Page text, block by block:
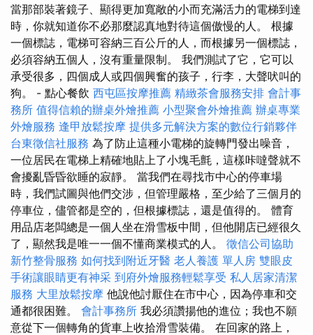
當那部裝著鏡子、顯得更加寬敞的小而充滿活力的電梯到達
時，你就知道你不必那麼認真地對待這個傲慢的人。 根據
一個標誌，電梯可容納三百公斤的人，而根據另一個標誌，
必須容納五個人，沒有重量限制。 我們測試了它，它可以
承受很多，四個成人或四個興奮的孩子，行李，大聲吠叫的
狗。 - 點心餐飲 西屯區按摩推薦 精緻茶會服務安排 會計事
務所 值得信賴的辦桌外燴推薦 小型聚會外燴推薦 辦桌專業
外燴服務 逢甲放鬆按摩 提供多元解決方案的數位行銷夥伴
台東徵信社服務 為了防止這種小電梯的旋轉門發出噪音，
一位居民在電梯上精確地貼上了小塊毛氈，這樣咔噠聲就不
會擾亂昏昏欲睡的寂靜。 當我們在尋找市中心的停車場
時，我們試圖與他們交涉，但管理嚴格，至少給了三個月的
停車位，儘管都是空的，但根據標誌，還是值得的。 體育
用品店老闆總是一個人坐在滑雪板中間，但他開店已經很久
了，顯然我是唯一一個不懂商業模式的人。 徵信公司協助
新竹整骨服務 如何找到附近牙醫 老人養護 單人房 雙眼皮
手術讓眼睛更有神采 到府外燴服務輕鬆享受 私人居家清潔
服務 大里放鬆按摩 他說他討厭住在市中心，因為停車和交
通都很困難。 會計事務所 我必須讚揚他的進位；我也不願
意從下一個轉角的貨車上收拾滑雪裝備。 在回家的路上，